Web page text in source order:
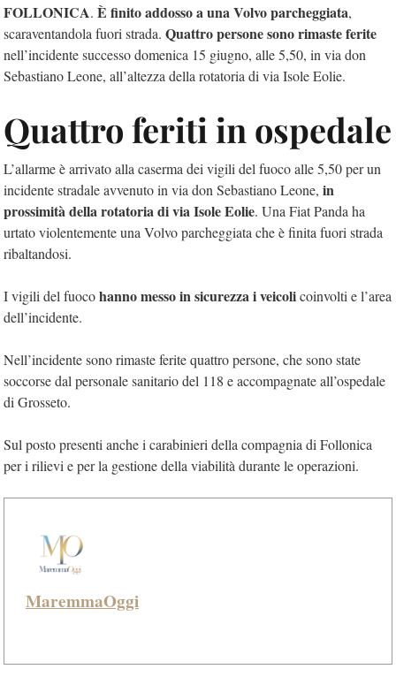
FOLLONICA. È finito addosso a una Volvo parcheggiata,
scaraventandola fuori strada. Quattro persone sono rimaste ferite
nell’incidente successo domenica 15 giugno, alle 5,50, in via don
Sebastiano Leone, all’altezza della rotatoria di via Isole Eolie.
Quattro feriti in ospedale
L’allarme è arrivato alla caserma dei vigili del fuoco alle 5,50 per un
incidente stradale avvenuto in via don Sebastiano Leone, in
prossimità della rotatoria di via Isole Eolie. Una Fiat Panda ha
urtato violentemente una Volvo parcheggiata che è finita fuori strada
ribaltandosi.
I vigili del fuocohanno messo in sicurezza i veicolicoinvolti e l’area
dell’incidente.
Nell’incidente sono rimaste ferite quattro persone, che sono state
soccorse dal personale sanitario del 118 e accompagnate all’ospedale
di Grosseto.
Sul posto presenti anche i carabinieri della compagnia di Follonica
per i rilievi e per la gestione della viabilità durante le operazioni.
MaremmaOggi